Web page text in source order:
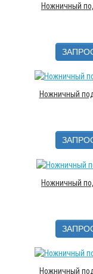
Ножничный
Ножничный
Ножничный
Ножничный